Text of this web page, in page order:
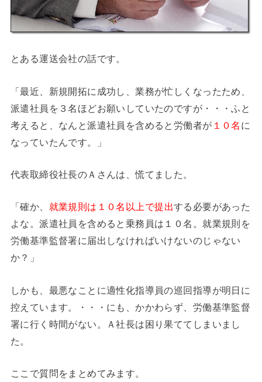
とある運送会社の話です。
「最近、新規開拓に成功し、業務が忙しくなったため、
派遣社員を３名ほどお願いしていたのですが・・・ふと
考えると、なんと派遣社員を含めると労働者が １０名 に
なっていたんです。」
代表取締役社長のＡさんは、慌てました。
「確か、 就業規則は１０名以上で提出する必要があった
よな。派遣社員を含めると乗務員は１０名。就業規則を
労働基準監督署に届出しなければいけないのじゃない
か？」
しかも、最悪なことに適性化指導員の巡回指導が明日に
控えています。・・・にも、かかわらず、労働基準監督
署に行く時間がない。Ａ社長は困り果ててしまいまし
た。
ここで質問をまとめてみます。